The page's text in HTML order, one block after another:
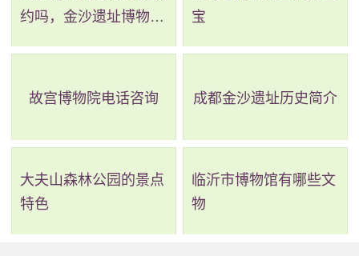
3）、（北门）执信路站：185路 204路 B4A路 B4路
18路夜38路 27路 284路 293路 56路 62路 62A 305路
4）、市八医院(肝病医院)：62A27路284路293路305路
54路56路62路305支
约吗，金沙遗址博物馆
宝
故宫博物院电话咨询 成都金沙遗址历史简介
大夫山森林公园的景点
特色
临沂市博物馆有哪些文
物